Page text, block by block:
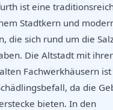
ist eine
Stadtkern und
die sich rund um die
Die Altstadt mit
Fachwerkhäusern
da die
bieten. In den